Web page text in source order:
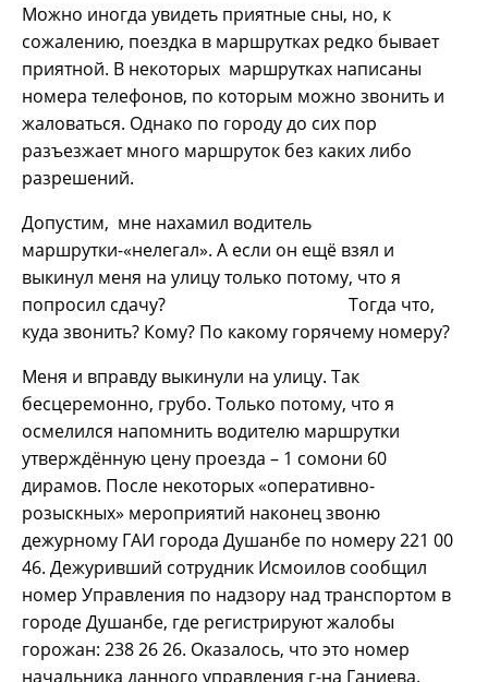
Можно иногда увидеть приятные сны, но, к
сожалению, поездка в маршрутках редко бывает
приятной. В некоторых маршрутках написаны
номера телефонов, по которым можно звонить и
жаловаться. Однако по городу до сих пор
разъезжает много маршруток без каких либо
разрешений.
Допустим, мне нахамил водитель
маршрутки-«нелегал». А если он ещё взял и
выкинул меня на улицу только потому, что я
попросил сдачу? Тогда что,
куда звонить? Кому? По какому горячему номеру?
Меня и вправду выкинули на улицу. Так
бесцеремонно, грубо. Только потому, что я
осмелился напомнить водителю маршрутки
утверждённую цену проезда – 1 сомони 60
дирамов. После некоторых «оперативно-
розыскных» мероприятий наконец звоню
дежурному ГАИ города Душанбе по номеру 221 00
46. Дежуривший сотрудник Исмоилов сообщил
номер Управления по надзору над транспортом в
городе Душанбе, где регистрируют жалобы
горожан: 238 26 26. Оказалось, что это номер
начальника данного управления г-на Ганиева.